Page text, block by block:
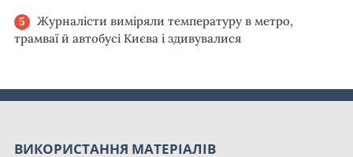
Журналісти виміряли температуру в метро,
трамваї й автобусі Києва і здивувалися
ВИКОРИСТАННЯ МАТЕРІАЛІВ